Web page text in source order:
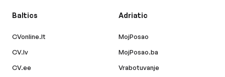
Baltics
CVonline.lt
CV.lv
CV.ee
Adriatic
MojPosao
MojPosao.ba
Vrabotuvanje